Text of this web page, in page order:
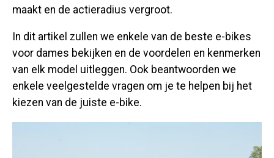
maakt en de actieradius vergroot.
In dit artikel zullen we enkele van de beste e-bikes
voor dames bekijken en de voordelen en kenmerken
van elk model uitleggen. Ook beantwoorden we
enkele veelgestelde vragen om je te helpen bij het
kiezen van de juiste e-bike.